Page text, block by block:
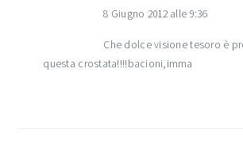
8 Giugno 2012 alle 9:36
Che dolce visione tesoro è
questa crostata!!!!bacioni,imma